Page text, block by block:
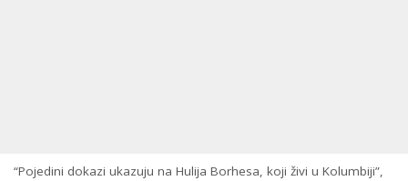
“Pojedini dokazi ukazuju na Hulija Borhesa, koji živi u Kolumbiji”,